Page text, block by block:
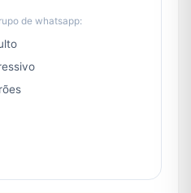
de whatsapp: